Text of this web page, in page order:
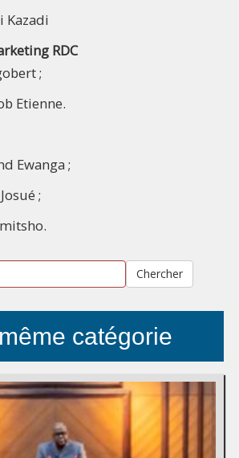
Kazadi
RDC
;
Etienne.
Ewanga ;
;
Chercher
catégorie